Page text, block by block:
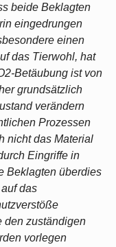
beide Beklagten
eingedrungen
einen
das Tierwohl, hat
Betäubung ist von
grundsätzlich
verändern
Prozessen
nicht das Material
Eingriffe in
Beklagten überdies
das
den zuständigen
vorlegen